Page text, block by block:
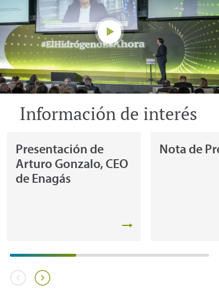
Información de interés
Presentación de
Arturo Gonzalo, CEO
de Enagás
Nota de